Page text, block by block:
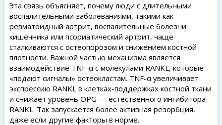
Эта связь объясняет, почему люди с длительными
воспалительными заболеваниями, такими как
ревматоидный артрит, воспалительные болезни
кишечника или псориатический артрит, чаще
сталкиваются с остеопорозом и снижением костной
плотности. Важной частью механизма является
взаимодействие TNF-α с молекулами RANKL, которые
«подают сигналы» остеокластам. TNF-α увеличивает
экспрессию RANKL в клетках-поддержках костной ткани
и снижает уровень OPG — естественного ингибитора
RANKL. Так запускается более активная резорбция,
даже если другие факторы в норме.